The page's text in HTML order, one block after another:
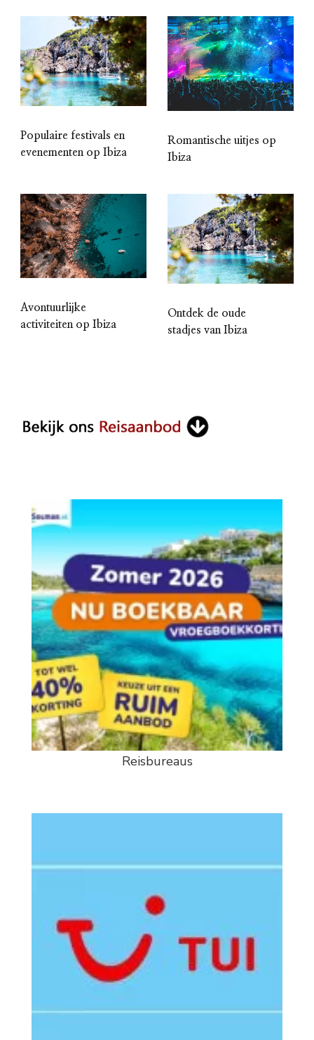
Populaire festivals en
evenementen op Ibiza
Romantische uitjes op
Ibiza
Avontuurlijke
activiteiten op Ibiza
Ontdek de oude
stadjes van Ibiza
Reisbureaus